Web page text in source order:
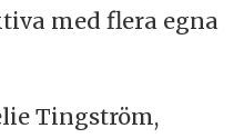
med flera egna
Tingström,